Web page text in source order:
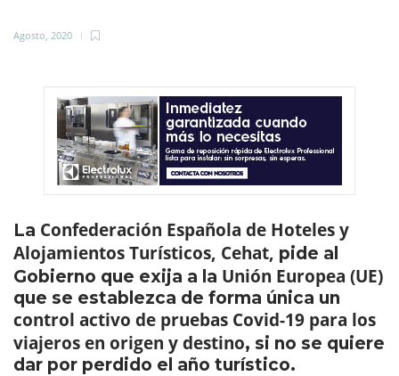
Agosto, 2020
La Confederación Española de Hoteles y
Alojamientos Turísticos, Cehat, pide al
Gobierno que exija a la Unión Europea (UE)
que se establezca de forma única un
control activo de pruebas Covid-19 para los
viajeros en origen y destino, si no se quiere
dar por perdido el año turístico.